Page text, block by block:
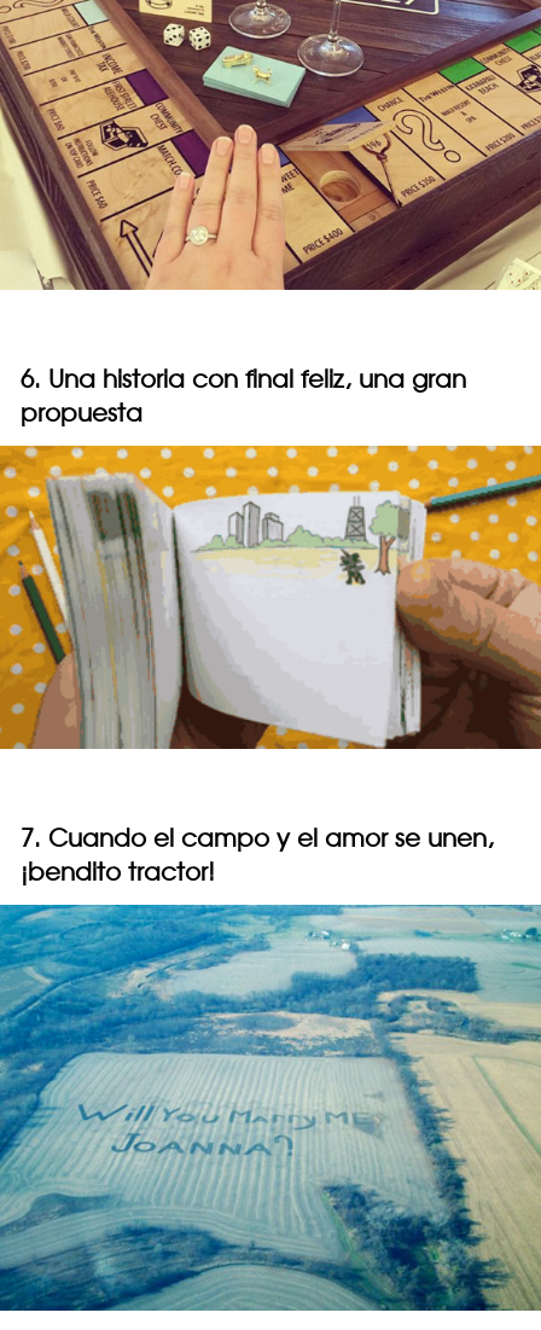
6. Una historia con final feliz, una gran
propuesta
7. Cuando el campo y el amor se unen,
¡bendito tractor!